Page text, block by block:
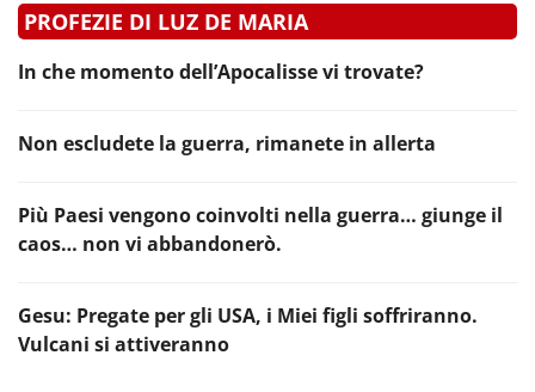
PROFEZIE DI LUZ DE MARIA
In che momento dell’Apocalisse vi trovate?
Non escludete la guerra, rimanete in allerta
Più Paesi vengono coinvolti nella guerra… giunge il
caos… non vi abbandonerò.
Gesu: Pregate per gli USA, i Miei figli soffriranno.
Vulcani si attiveranno